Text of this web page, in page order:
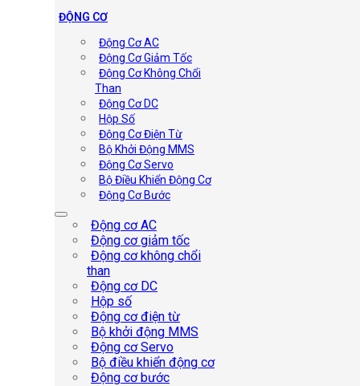
ĐỘNG CƠ
Động Cơ AC
Động Cơ Giảm Tốc
Động Cơ Không Chổi
Than
Động Cơ DC
Hộp Số
Động Cơ Điện Từ
Bộ Khởi Động MMS
Động Cơ Servo
Bộ Điều Khiển Động Cơ
Động Cơ Bước
Động cơ AC
Động cơ giảm tốc
Động cơ không chổi
than
Động cơ DC
Hộp số
Động cơ điện từ
Bộ khởi động MMS
Động cơ Servo
Bộ điều khiển động cơ
Động cơ bước